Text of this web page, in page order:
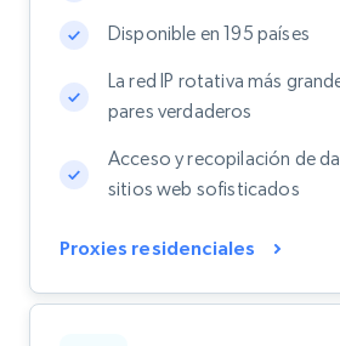
Disponible en 195 países
La red IP rotativa más
pares verdaderos
Acceso y recopilación de
sitios web sofisticados
Proxies residenciales